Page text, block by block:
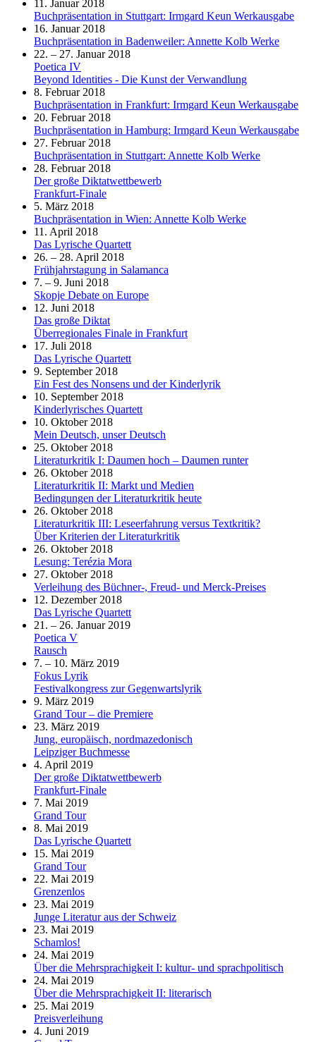
11. Januar 2018
Buchpräsentation in Stuttgart: Irmgard Keun Werkausgabe
16. Januar 2018
Buchpräsentation in Badenweiler: Annette Kolb Werke
22. – 27. Januar 2018
Poetica IV
Beyond Identities - Die Kunst der Verwandlung
8. Februar 2018
Buchpräsentation in Frankfurt: Irmgard Keun Werkausgabe
20. Februar 2018
Buchpräsentation in Hamburg: Irmgard Keun Werkausgabe
27. Februar 2018
Buchpräsentation in Stuttgart: Annette Kolb Werke
28. Februar 2018
Der große Diktatwettbewerb
Frankfurt-Finale
5. März 2018
Buchpräsentation in Wien: Annette Kolb Werke
11. April 2018
Das Lyrische Quartett
26. – 28. April 2018
Frühjahrstagung in Salamanca
7. – 9. Juni 2018
Skopje Debate on Europe
12. Juni 2018
Das große Diktat
Überregionales Finale in Frankfurt
17. Juli 2018
Das Lyrische Quartett
9. September 2018
Ein Fest des Nonsens und der Kinderlyrik
10. September 2018
Kinderlyrisches Quartett
10. Oktober 2018
Mein Deutsch, unser Deutsch
25. Oktober 2018
Literaturkritik I: Daumen hoch – Daumen runter
26. Oktober 2018
Literaturkritik II: Markt und Medien
Bedingungen der Literaturkritik heute
26. Oktober 2018
Literaturkritik III: Leseerfahrung versus Textkritik?
Über Kriterien der Literaturkritik
26. Oktober 2018
Lesung: Terézia Mora
27. Oktober 2018
Verleihung des Büchner-, Freud- und Merck-Preises
12. Dezember 2018
Das Lyrische Quartett
21. – 26. Januar 2019
Poetica V
Rausch
7. – 10. März 2019
Fokus Lyrik
Festivalkongress zur Gegenwartslyrik
9. März 2019
Grand Tour – die Premiere
23. März 2019
Jung, europäisch, nordmazedonisch
Leipziger Buchmesse
4. April 2019
Der große Diktatwettbewerb
Frankfurt-Finale
7. Mai 2019
Grand Tour
8. Mai 2019
Das Lyrische Quartett
15. Mai 2019
Grand Tour
22. Mai 2019
Grenzenlos
23. Mai 2019
Junge Literatur aus der Schweiz
23. Mai 2019
Schamlos!
24. Mai 2019
Über die Mehrsprachigkeit I: kultur- und sprachpolitisch
24. Mai 2019
Über die Mehrsprachigkeit II: literarisch
25. Mai 2019
Preisverleihung
4. Juni 2019